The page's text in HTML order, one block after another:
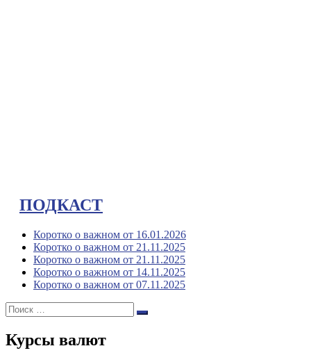
ПОДКАСТ
Коротко о важном от 16.01.2026
Коротко о важном от 21.11.2025
Коротко о важном от 21.11.2025
Коротко о важном от 14.11.2025
Коротко о важном от 07.11.2025
Поиск:
Поиск
Курсы валют